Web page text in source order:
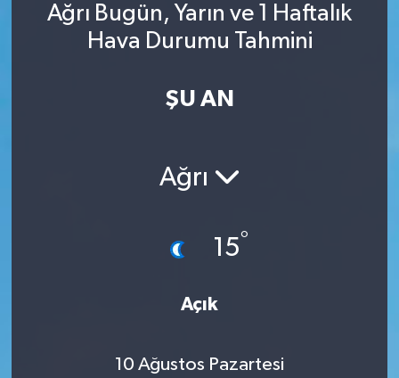
Ağrı Bugün, Yarın ve 1 Haftalık
Hava Durumu Tahmini
ŞU AN
Ağrı
15°
Açık
10 Ağustos Pazartesi
Tüm Manşetler